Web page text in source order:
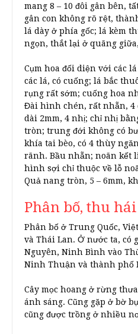
mang 8 – 10 đôi gân bên,
gân con không rõ rệt,
lá dày ở phía gốc; lá kèm
ngọn, thắt lại ở quãng
Cụm hoa đối diện với các
các lá, có cuống; lá bắc
rụng rất sớm; cuống hoa
Đài hình chén, rất nhẵn, 4
dài 2mm, 4 nhị; chỉ nhị
tròn; trung đới không có
khía tai bèo, có 4 thùy
rãnh. Bầu nhẵn; noãn kết
hình sợi chỉ thuộc về lỗ
Quả nang tròn, 5 – 6mm,
Phân bố, thu
Phân bố ở Trung Quốc,
và Thái Lan. Ở nước ta, có
Nguyên, Ninh Bình vào
Ninh Thuận và thành phố
Cây mọc hoang ở rừng
ánh sáng. Cũng gặp ở bờ
cũng được trồng ở nhiều